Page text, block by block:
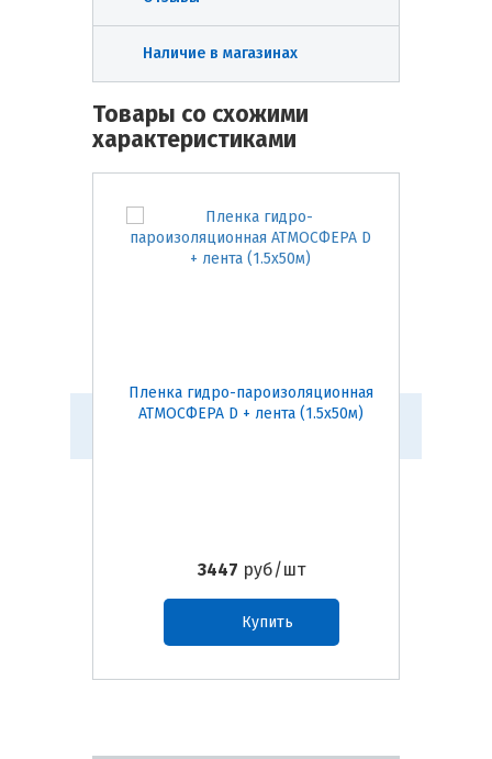
Наличие в магазинах
Товары со схожими
характеристиками
Пленка гидро-пароизоляционная
АТМОСФЕРА D + лента (1.5х50м)
3447 руб/шт
Купить